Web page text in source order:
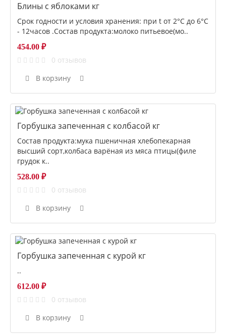
Блины с яблоками кг
Срок годности и условия хранения: при t от 2°С до 6°С
- 12часов .Состав продукта:молоко питьевое(мо..
454.00 ₽
0 отзывов
В корзину
Горбушка запеченная с колбасой кг
Состав продукта:мука пшеничная хлебопекарная
высший сорт,колбаса варёная из мяса птицы(филе
грудок к..
528.00 ₽
0 отзывов
В корзину
Горбушка запеченная с курой кг
..
612.00 ₽
0 отзывов
В корзину